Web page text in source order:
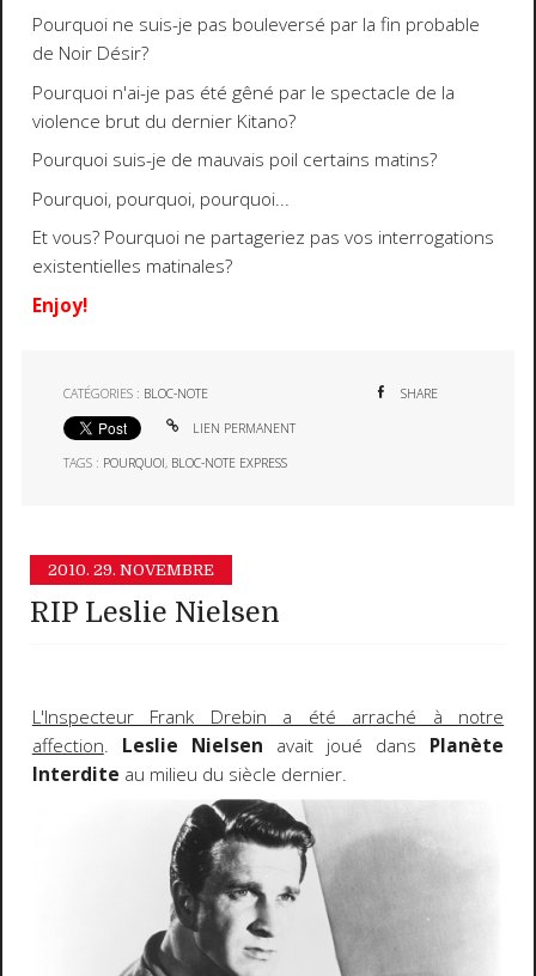
Pourquoi ne suis-je pas bouleversé par la fin probable
de Noir Désir?
Pourquoi n'ai-je pas été gêné par le spectacle de la
violence brut du dernier Kitano?
Pourquoi suis-je de mauvais poil certains matins?
Pourquoi, pourquoi, pourquoi...
Et vous? Pourquoi ne partageriez pas vos interrogations
existentielles matinales?
Enjoy!
CATÉGORIES : BLOC-NOTE SHARE
LIEN PERMANENT
TAGS : POURQUOI, BLOC-NOTE EXPRESS
2010. 29. NOVEMBRE
RIP Leslie Nielsen
L'Inspecteur Frank Drebin a été arraché à notre
affection. Leslie Nielsen avait joué dans Planète
Interdite au milieu du siècle dernier.